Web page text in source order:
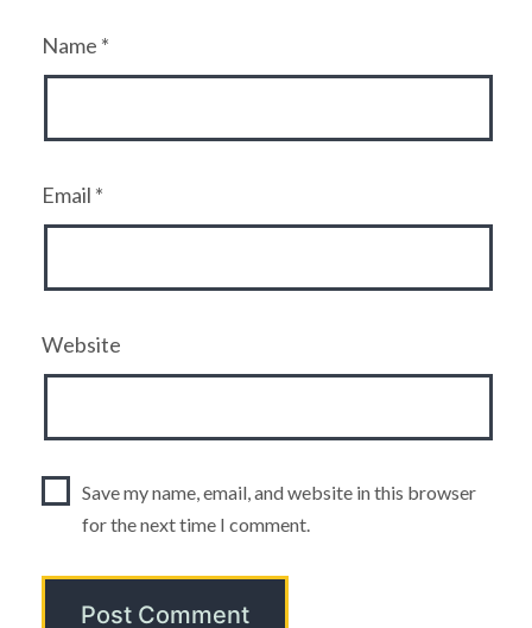
Name *
Email *
Website
Save my name, email, and website in this browser
for the next time I comment.